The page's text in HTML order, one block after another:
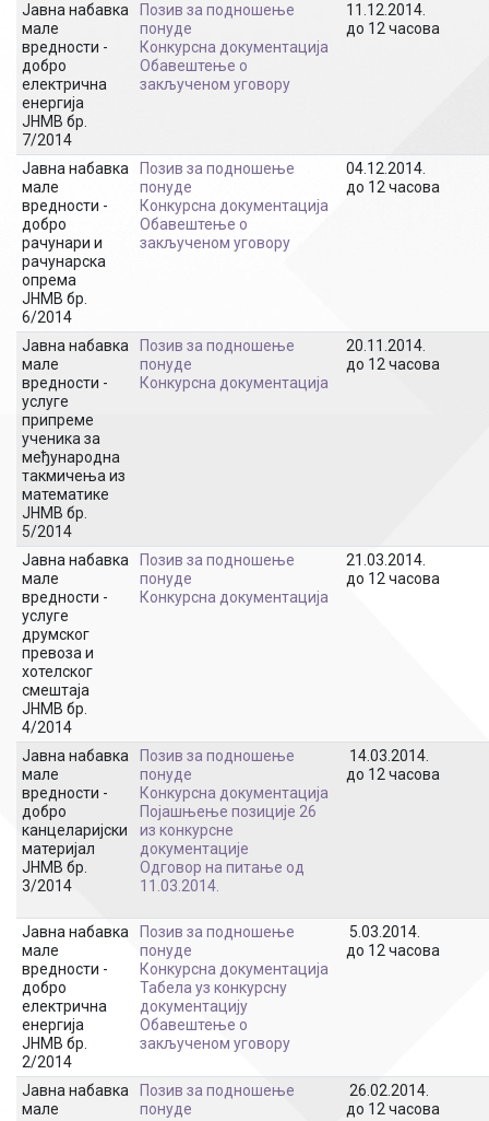
Јавна набавка
мале
вредности -
добро
електрична
енергија
ЈНМВ бр.
7/2014
Позив за подношење
понуде
Конкурсна документација
Обавештење о
закљученом уговору
11.12.2014.
до 12 часова
Јавна набавка
мале
вредности -
добро
рачунари и
рачунарска
опрема
ЈНМВ бр.
6/2014
Позив за подношење
понуде
Конкурсна документација
Обавештење о
закљученом уговору
04.12.2014.
до 12 часова
Јавна набавка
мале
вредности -
услуге
припреме
ученика за
међународна
такмичења из
математике
ЈНМВ бр.
5/2014
Позив за подношење
понуде
Конкурсна документација
20.11.2014.
до 12 часова
Јавна набавка
мале
вредности -
услуге
друмског
превоза и
хотелског
смештаја
ЈНМВ бр.
4/2014
Позив за подношење
понуде
Конкурсна документација
21.03.2014.
до 12 часова
Јавна набавка
мале
вредности -
добро
канцеларијски
материјал
ЈНМВ бр.
3/2014
Позив за подношење
понуде
Конкурсна документација
Појашњење позиције 26
из конкурсне
документације
Oдговор на питање од
11.03.2014.
14.03.2014.
до 12 часова
Јавна набавка
мале
вредности -
добро
електрична
енергија
ЈНМВ бр.
2/2014
Позив за подношење
понуде
Конкурсна документација
Табела уз конкурсну
документацију
Обавештење о
закљученом уговору
5.03.2014.
до 12 часова
Јавна набавка
мале
Позив за подношење
понуде
26.02.2014.
до 12 часова